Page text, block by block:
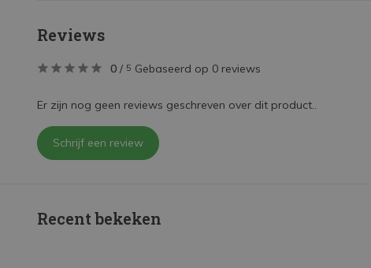
Reviews
0 / 5 Gebaseerd op 0 reviews
Er zijn nog geen reviews geschreven over dit product..
Schrijf een review
Recent bekeken